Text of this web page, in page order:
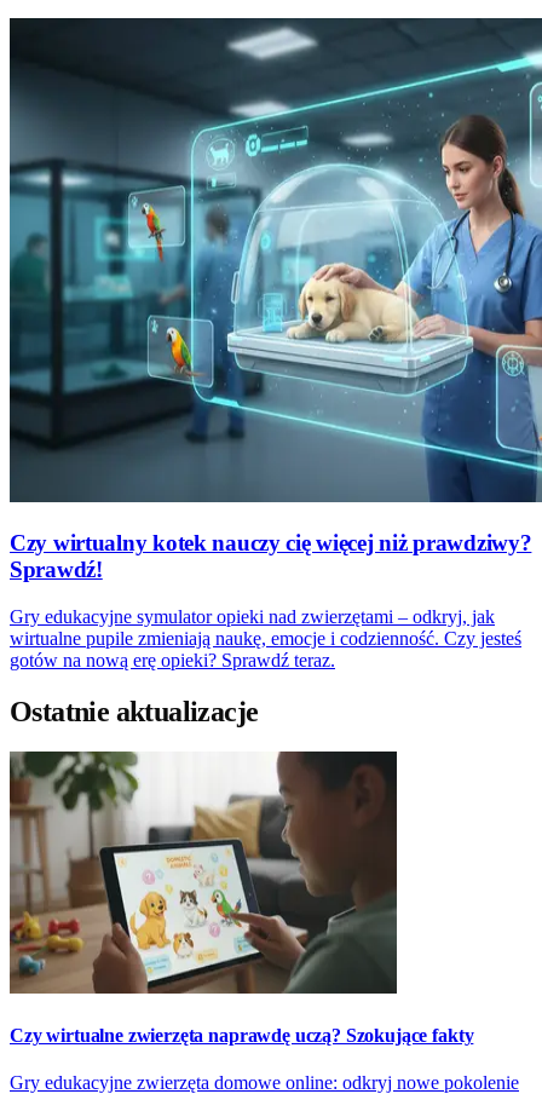
Czy wirtualny kotek nauczy cię więcej niż prawdziwy?
Sprawdź!
Gry edukacyjne symulator opieki nad zwierzętami – odkryj, jak
wirtualne pupile zmieniają naukę, emocje i codzienność. Czy jesteś
gotów na nową erę opieki? Sprawdź teraz.
Ostatnie aktualizacje
Czy wirtualne zwierzęta naprawdę uczą? Szokujące fakty
Gry edukacyjne zwierzęta domowe online: odkryj nowe pokolenie